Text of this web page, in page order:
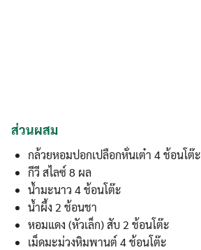
ส่วนผสม
กล้วยหอมปอกเปลือกหั่นเต๋า 4 ช้อนโต๊ะ
กีวี สไลซ์ 8 ผล
น้ำมะนาว 4 ช้อนโต๊ะ
น้ำผึ้ง 2 ช้อนชา
หอมแดง (หัวเล็ก) สับ 2 ช้อนโต๊ะ
เม็ดมะม่วงหิมพานต์ 4 ช้อนโต๊ะ